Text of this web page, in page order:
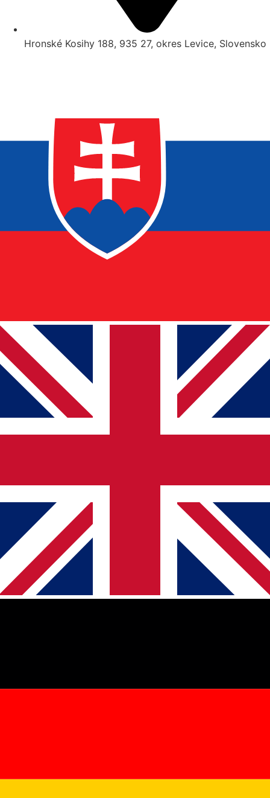
Hronské Kosihy 188, 935 27, okres Levice, Slovensko